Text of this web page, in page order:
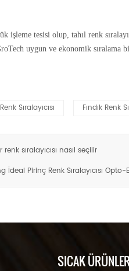
işleme tesisi olup, tahıl renk
uygun ve ekonomik sıralama
Sıralayıcısı Fındık Renk
sıralayıcısı nasıl seçilir
İdeal Pirinç Renk Sıralayıcısı Opto-
SICAK